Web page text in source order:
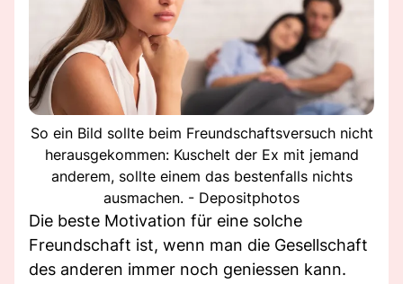
So ein Bild sollte beim Freundschaftsversuch nicht
herausgekommen: Kuschelt der Ex mit jemand
anderem, sollte einem das bestenfalls nichts
ausmachen. - Depositphotos
Die beste Motivation für eine solche
Freundschaft ist, wenn man die Gesellschaft
des anderen immer noch geniessen kann.